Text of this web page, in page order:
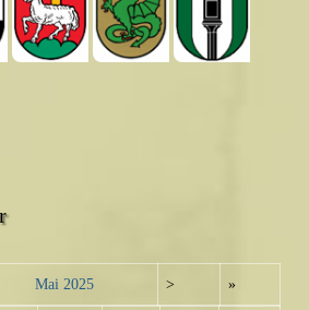
Mai 2025 > »